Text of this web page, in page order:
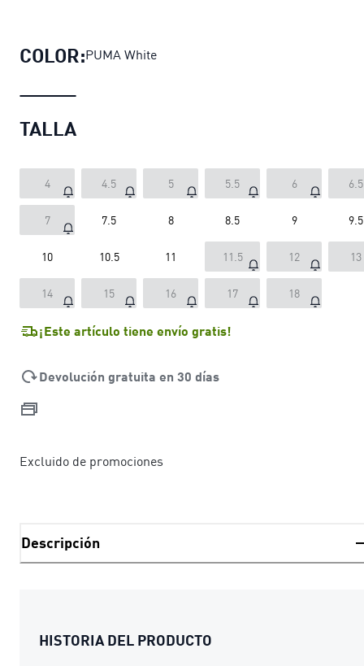
COLOR:PUMA White
TALLA
4 4.5 5 5.5 6 6.5
7 7.5 8 8.5 9 9.5
10 10.5 11 11.5 12 13
14 15 16 17 18
¡Este artículo tiene envío gratis!
Devolución gratuita en 30 días
Excluido de promociones
Descripción
HISTORIA DEL PRODUCTO